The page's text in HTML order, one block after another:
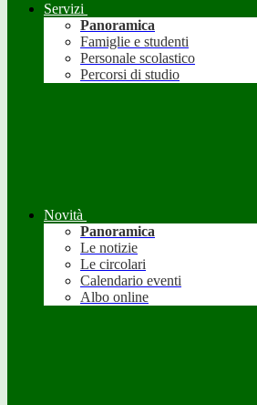
Servizi
Panoramica
Famiglie e studenti
Personale scolastico
Percorsi di studio
Novità
Panoramica
Le notizie
Le circolari
Calendario eventi
Albo online